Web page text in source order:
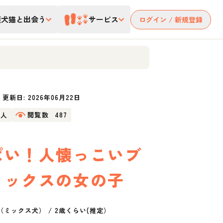
猫と出会う サービス ログイン / 新規登録
更新日: 2026年06月22日
閲覧数 487
！人懐っこいブ
クスの女の子
ミックス犬） /2歳くらい(推定）